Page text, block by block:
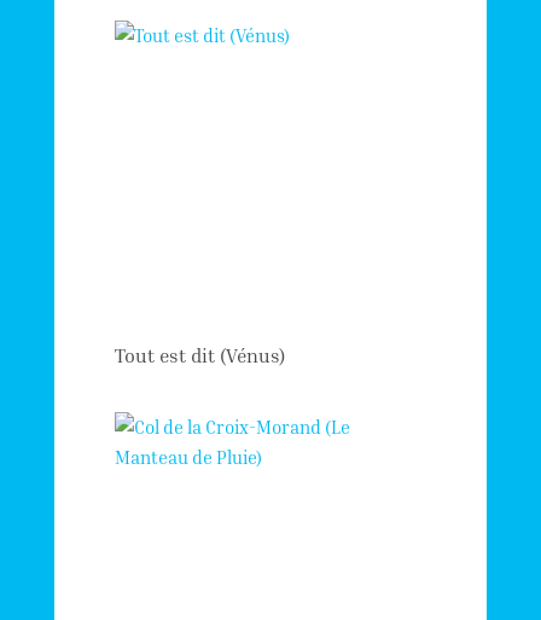
Tout est dit (Vénus)